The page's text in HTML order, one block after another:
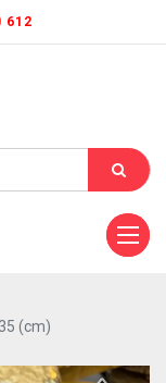
612
(cm)